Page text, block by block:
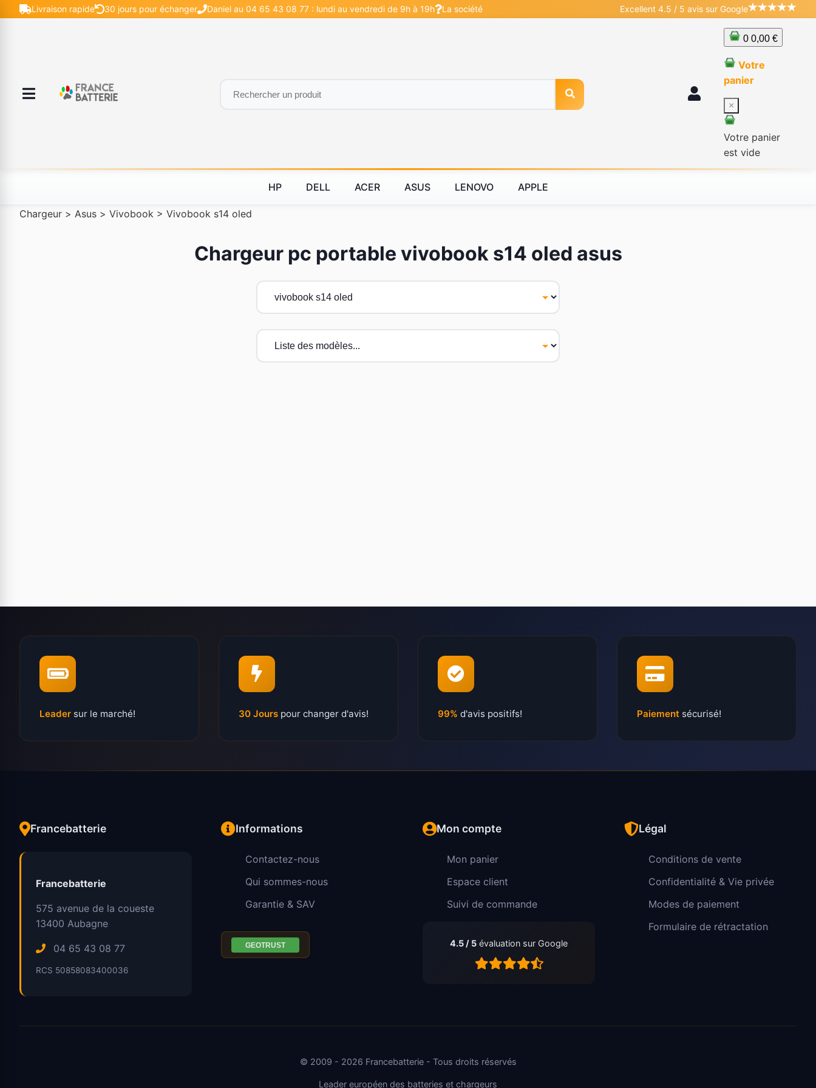
Livraison rapide 30 jours pour échanger Daniel au 04 65 43 08 77 : lundi au vendredi de 9h à 19h La société Excellent 4.5 / 5 avis sur Google
0 0,00 €
Votre
panier
×
Votre panier
est vide
HP DELL ACER ASUS LENOVO APPLE
Chargeur > Asus > Vivobook > Vivobook s14 oled
Chargeur pc portable vivobook s14 oled asus
Leader sur le marché! 30 Jours pour changer d'avis! 99% d'avis positifs! Paiement sécurisé!
Francebatterie
Francebatterie
575 avenue de la coueste
13400 Aubagne
04 65 43 08 77
RCS 50858083400036
Informations
Contactez-nous
Qui sommes-nous
Garantie & SAV
Mon compte
Mon panier
Espace client
Suivi de commande
4.5 / 5 évaluation sur Google
Légal
Conditions de vente
Confidentialité & Vie privée
Modes de paiement
Formulaire de rétractation
© 2009 - 2026 Francebatterie - Tous droits réservés
Leader européen des batteries et chargeurs